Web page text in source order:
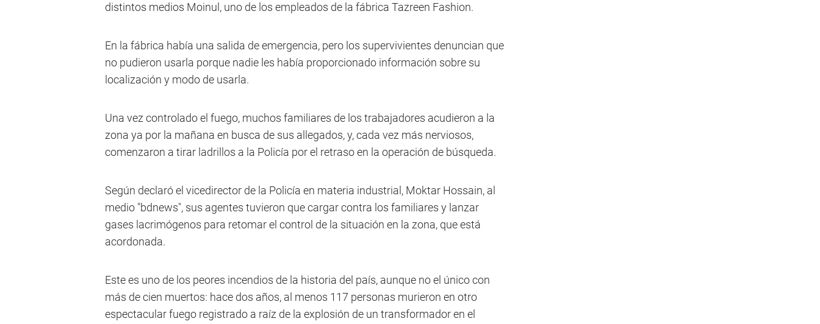
distintos medios Moinul, uno de los empleados de la fábrica Tazreen Fashion.
En la fábrica había una salida de emergencia, pero los supervivientes denuncian que
no pudieron usarla porque nadie les había proporcionado información sobre su
localización y modo de usarla.
Una vez controlado el fuego, muchos familiares de los trabajadores acudieron a la
zona ya por la mañana en busca de sus allegados, y, cada vez más nerviosos,
comenzaron a tirar ladrillos a la Policía por el retraso en la operación de búsqueda.
Según declaró el vicedirector de la Policía en materia industrial, Moktar Hossain, al
medio "bdnews", sus agentes tuvieron que cargar contra los familiares y lanzar
gases lacrimógenos para retomar el control de la situación en la zona, que está
acordonada.
Este es uno de los peores incendios de la historia del país, aunque no el único con
más de cien muertos: hace dos años, al menos 117 personas murieron en otro
espectacular fuego registrado a raíz de la explosión de un transformador en el